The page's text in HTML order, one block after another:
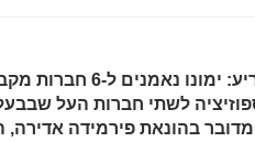
ביהמ"ש הכריע:
לשתי חברות העל
בהונאת פירמידה אדירה,